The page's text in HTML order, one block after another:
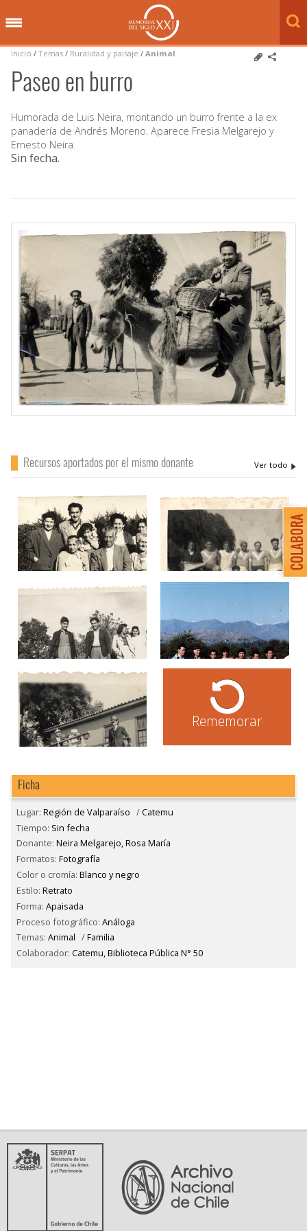
Inicio / Temas / Ruralidad y paisaje / Animal
Paseo en burro
Humorada de Luis Neira, montando un burro frente a la ex
panadería de Andrés Moreno. Aparece Fresia Melgarejo y
Ernesto Neira.
Sin fecha.
Recursos aportados por el mismo donante
Rememorar
Ficha
Lugar: Región de Valparaíso /Catemu
Tiempo: Sin fecha
Donante: Neira Melgarejo, Rosa María
Formatos: Fotografía
Color o cromía: Blanco y negro
Estilo: Retrato
Forma: Apaisada
Proceso fotográfico: Análoga
Temas: Animal /Familia
Colaborador: Catemu, Biblioteca Pública N° 50